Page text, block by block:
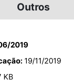
Outros
2019
19/11/2019
KB